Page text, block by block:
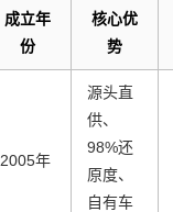
成立年
份
核心优
势
2005年
源头直
供、
98%还
原度、
自有车